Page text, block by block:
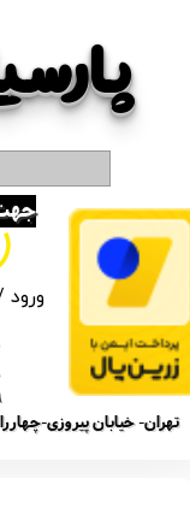
ورود
حساب کاربری من
تغییر گذر واژه
سفارشات
خروج از حساب